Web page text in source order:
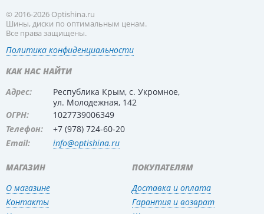
МАГАЗИН
О магазине
Контакты
ПОКУПАТЕЛЯМ
Доставка и оплата
Гарантия и возврат
© 2016-2026 Optishina.ru
Шины, диски по оптимальным ценам.
Все права защищены.
Политика конфиденциальности
КАК НАС НАЙТИ
Адрес:
Республика Крым, с. Укромное,
ул. Молодежная, 142
ОГРН:
1027739006349
Телефон:
+7 (978) 724-60-20
Email:
info@optishina.ru